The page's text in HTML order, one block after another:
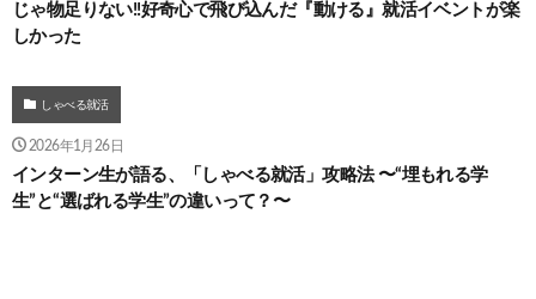
じゃ物足りない!!好奇心で飛び込んだ『動ける』就活イベントが楽
しかった
しゃべる就活
2026年1月26日
インターン生が語る、「しゃべる就活」攻略法 〜“埋もれる学
生”と“選ばれる学生”の違いって？〜